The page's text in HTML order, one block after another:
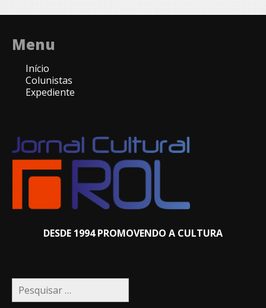
Menu
Início
Colunistas
Expediente
DESDE 1994 PROMOVENDO A CULTURA
Pesquisar
por: